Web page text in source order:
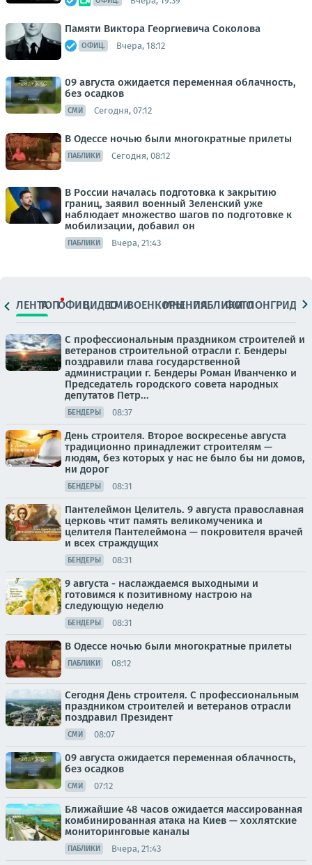
Памяти Виктора Георгиевича Соколова
ОФИЦ. Вчера, 18:12
09 августа ожидается переменная облачность,
без осадков
СМИ Сегодня, 07:12
В Одессе ночью были многократные прилеты
ПАБЛИКИ Сегодня, 08:12
В России началась подготовка к закрытию
границ, заявил военный Зеленский уже
наблюдает множество шагов по подготовке к
мобилизации, добавил он
ПАБЛИКИ Вчера, 21:43
ЛЕНТАТОПОФИЦ.ВИДЕОСМИВОЕНКОРЫМНЕНИЯПАБЛИКИ
ФОТОЛОНГРИДЫ
С профессиональным праздником строителей и
ветеранов строительной отрасли г. Бендеры
поздравили глава государственной
администрации г. Бендеры Роман Иванченко и
Председатель городского совета народных
депутатов Петр...
БЕНДЕРЫ 08:37
День строителя. Второе воскресенье августа
традиционно принадлежит строителям —
людям, без которых у нас не было бы ни домов,
ни дорог
БЕНДЕРЫ 08:31
Пантелеймон Целитель. 9 августа православная
церковь чтит память великомученика и
целителя Пантелеймона — покровителя врачей
и всех страждущих
БЕНДЕРЫ 08:31
9 августа - наслаждаемся выходными и
готовимся к позитивному настрою на
следующую неделю
БЕНДЕРЫ 08:31
В Одессе ночью были многократные прилеты
ПАБЛИКИ 08:12
Сегодня День строителя. С профессиональным
праздником строителей и ветеранов отрасли
поздравил Президент
СМИ 08:07
09 августа ожидается переменная облачность,
без осадков
СМИ 07:12
Ближайшие 48 часов ожидается массированная
комбинированная атака на Киев — хохлятские
мониторинговые каналы
ПАБЛИКИ Вчера, 21:43